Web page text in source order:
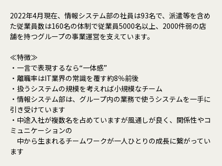
2022年4月現在、情報システム部の社員は93名で、派遣等を含め
た従業員数は160名の体制で従業員5000名以上、2000件弱の店
舗を持つグループの事業運営を支えています。
≪特徴≫
・一言で表現するなら“一体感”
・離職率はIT業界の常識を覆す約8％前後
・扱うシステムの規模を考えれば小規模なチーム
・情報システム部は、グループ内の業務で使うシステムを一手に
引き受けています
・中途入社が複数名を占めていますが風通しが良く、関係性やコ
ミュニケーションの
中から生まれるチームワークが一人ひとりの成長に繋がってい
ます